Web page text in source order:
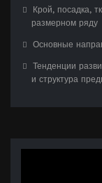
Крой, посадка,
размерном ряду
Основные
Тенденции
и структура